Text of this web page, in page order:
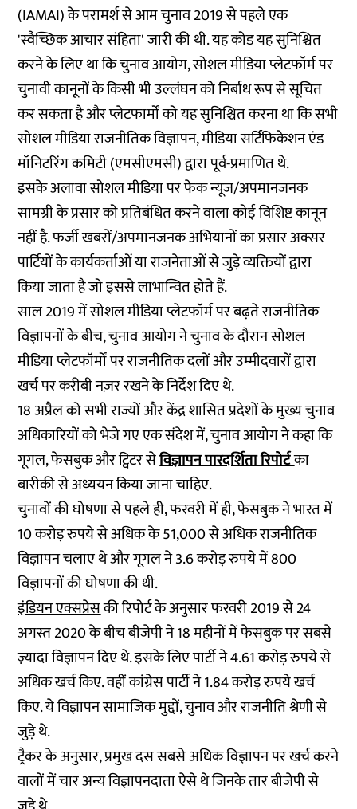
(IAMAI) के परामर्श से आम चुनाव 2019 से पहले एक
'स्वैच्छिक आचार संहिता' जारी की थी. यह कोड यह सुनिश्चित
करने के लिए था कि चुनाव आयोग, सोशल मीडिया प्लेटफॉर्म पर
चुनावी कानूनों के किसी भी उल्लंघन को निर्बाध रूप से सूचित
कर सकता है और प्लेटफार्मों को यह सुनिश्चित करना था कि सभी
सोशल मीडिया राजनीतिक विज्ञापन, मीडिया सर्टिफिकेशन एंड
मॉनिटरिंग कमिटी (एमसीएमसी) द्वारा पूर्व-प्रमाणित थे.
इसके अलावा सोशल मीडिया पर फेक न्यूज/अपमानजनक
सामग्री के प्रसार को प्रतिबंधित करने वाला कोई विशिष्ट कानून
नहीं है. फर्जी खबरों/अपमानजनक अभियानों का प्रसार अक्सर
पार्टियों के कार्यकर्ताओं या राजनेताओं से जुड़े व्यक्तियों द्वारा
किया जाता है जो इससे लाभान्वित होते हैं.
साल 2019 में सोशल मीडिया प्लेटफॉर्म पर बढ़ते राजनीतिक
विज्ञापनों के बीच, चुनाव आयोग ने चुनाव के दौरान सोशल
मीडिया प्लेटफॉर्मों पर राजनीतिक दलों और उम्मीदवारों द्वारा
खर्च पर करीबी नज़र रखने के निर्देश दिए थे.
18 अप्रैल को सभी राज्यों और केंद्र शासित प्रदेशों के मुख्य चुनाव
अधिकारियों को भेजे गए एक संदेश में, चुनाव आयोग ने कहा कि
गूगल, फेसबुक और ट्विटर सेविज्ञापन पारदर्शिता रिपोर्टका
बारीकी से अध्ययन किया जाना चाहिए.
चुनावों की घोषणा से पहले ही, फरवरी में ही, फेसबुक ने भारत में
10 करोड़ रुपये से अधिक के 51,000 से अधिक राजनीतिक
विज्ञापन चलाए थे और गूगल ने 3.6 करोड़ रुपये में 800
विज्ञापनों की घोषणा की थी.
इंडियन एक्सप्रेसकी रिपोर्ट के अनुसार फरवरी 2019 से 24
अगस्त 2020 के बीच बीजेपी ने 18 महीनों में फेसबुक पर सबसे
ज़्यादा विज्ञापन दिए थे. इसके लिए पार्टी ने 4.61 करोड़ रुपये से
अधिक खर्च किए. वहीं कांग्रेस पार्टी ने 1.84 करोड़ रुपये खर्च
किए. ये विज्ञापन सामाजिक मुद्दों, चुनाव और राजनीति श्रेणी से
जुड़े थे.
ट्रैकर के अनुसार, प्रमुख दस सबसे अधिक विज्ञापन पर खर्च करने
वालों में चार अन्य विज्ञापनदाता ऐसे थे जिनके तार बीजेपी से